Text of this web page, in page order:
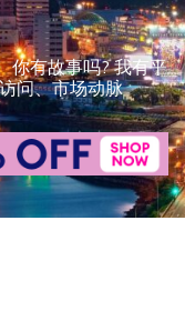
你有故事吗? 我有平
问、市场动脉